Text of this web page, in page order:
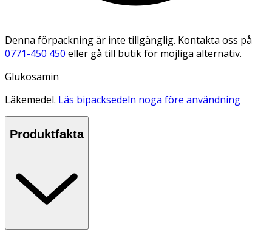
Denna förpackning är inte tillgänglig. Kontakta oss på
0771-450 450 eller gå till butik för möjliga alternativ.
Glukosamin
Läkemedel. Läs bipacksedeln noga före användning
Produktfakta